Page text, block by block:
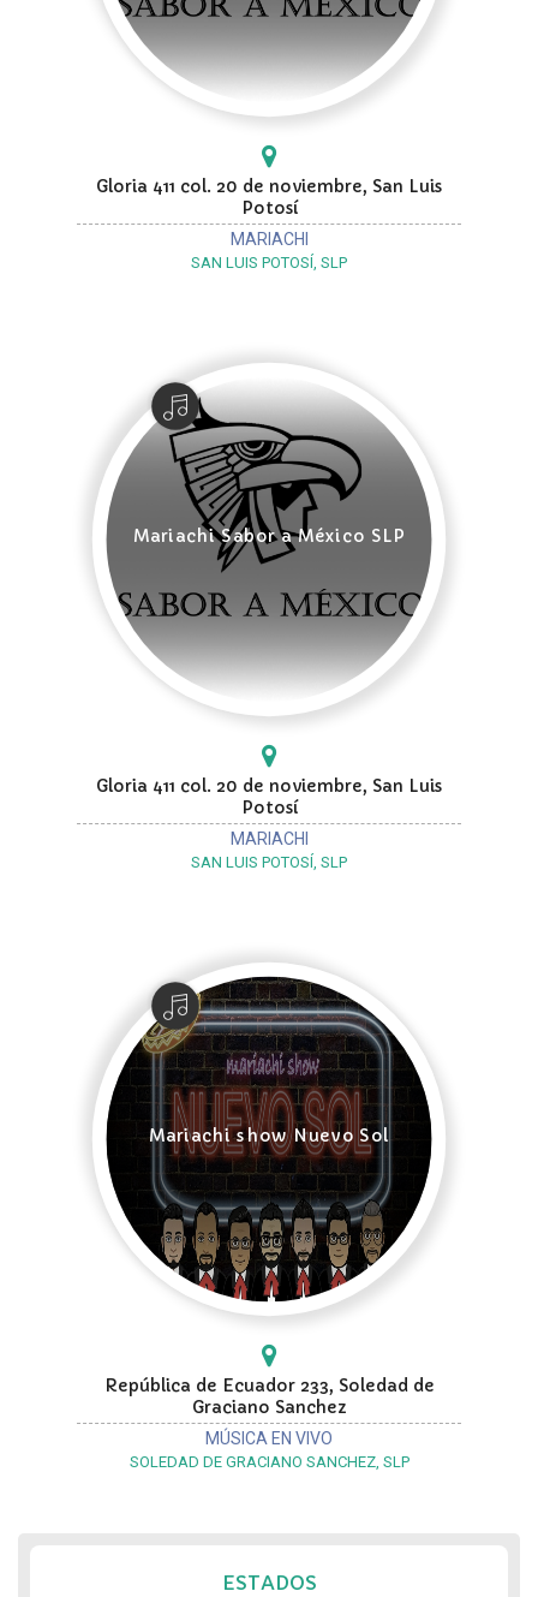
Gloria 411 col. 20 de noviembre, San Luis
Potosí
MARIACHI
SAN LUIS POTOSÍ, SLP
Mariachi Sabor a México SLP
Gloria 411 col. 20 de noviembre, San Luis
Potosí
MARIACHI
SAN LUIS POTOSÍ, SLP
Mariachi show Nuevo Sol
República de Ecuador 233, Soledad de
Graciano Sanchez
MÚSICA EN VIVO
SOLEDAD DE GRACIANO SANCHEZ, SLP
ESTADOS